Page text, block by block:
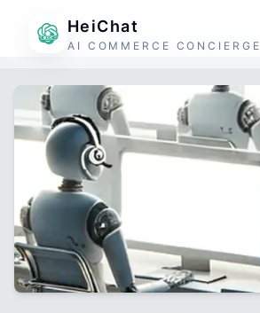
HeiChat
AI COMMERCE CONCIERGE